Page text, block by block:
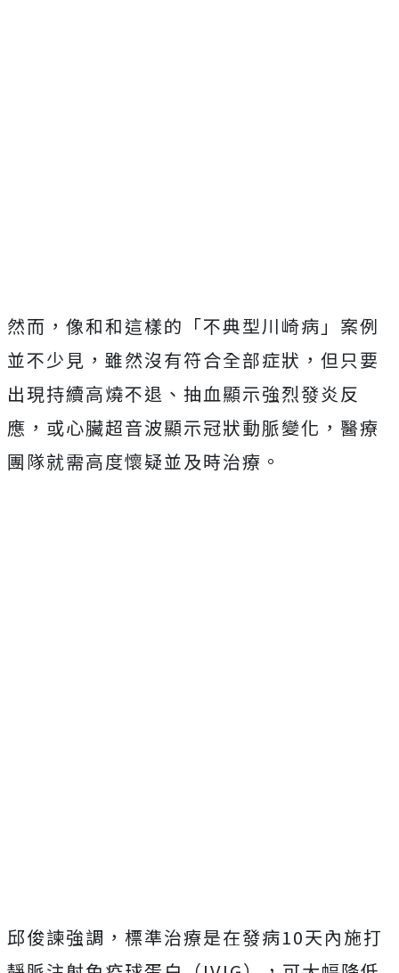
然而，像和和這樣的「不典型川崎病」案例
並不少見，雖然沒有符合全部症狀，但只要
出現持續高燒不退、抽血顯示強烈發炎反
應，或心臟超音波顯示冠狀動脈變化，醫療
團隊就需高度懷疑並及時治療。
邱俊諫強調，標準治療是在發病10天內施打